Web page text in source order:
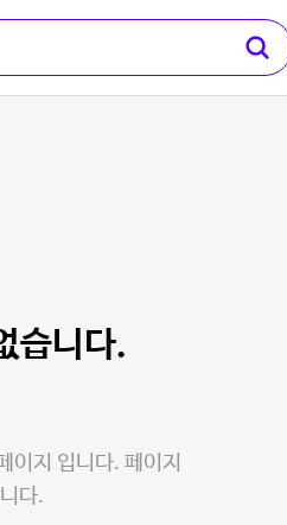
습니다.
이지 입니다. 페이지
다.